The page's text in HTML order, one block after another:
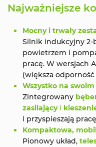
Najważniejsze
Mocny i trwały
Silnik indukcyjny
powietrzem i
pracę. W wersjach
(większa
Wszystko na
Zintegrowany
zasilającyi
i przyspieszają
Kompaktowa,
Pionowy układ,